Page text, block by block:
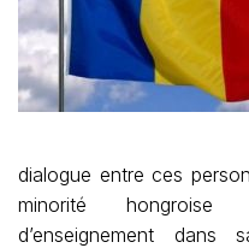
dialogue entre ces
minorité hongroise
d’enseignement